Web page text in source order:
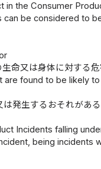
the Consumer
be considered to
命又は身体に対する
found to be likely
発生するおそれがあ
Incidents falling
being incidents